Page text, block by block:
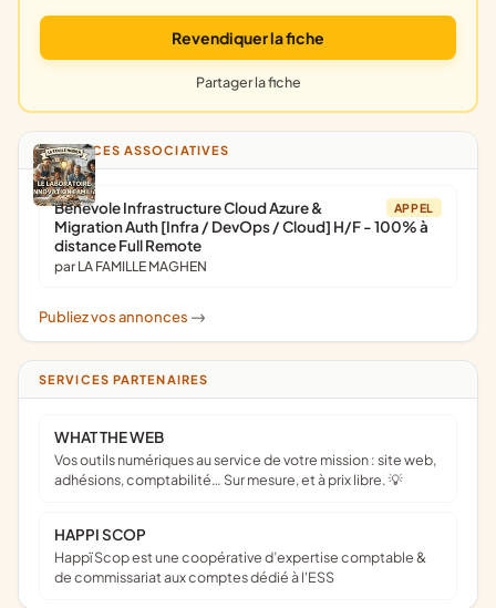
Revendiquer la fiche
Partager la fiche
ANNONCES ASSOCIATIVES
APPEL
Bénévole Infrastructure Cloud Azure &
Migration Auth [Infra / DevOps / Cloud] H/F - 100% à
distance Full Remote
par LA FAMILLE MAGHEN
Publiez vos annonces ->
SERVICES PARTENAIRES
WHAT THE WEB
Vos outils numériques au service de votre mission : site web,
adhésions, comptabilité… Sur mesure, et à prix libre. 💡
HAPPI SCOP
Happï Scop est une coopérative d’expertise comptable &
de commissariat aux comptes dédié à l'ESS